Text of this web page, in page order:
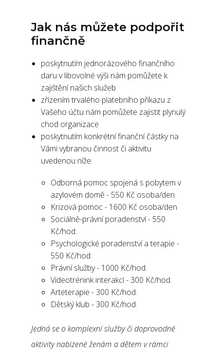
Jak nás můžete podpořit
finančně
poskytnutím jednorázového finančního
daru v libovolné výši nám pomůžete k
zajištění našich služeb
zřízením trvalého platebního příkazu z
Vašeho účtu nám pomůžete zajistit plynulý
chod organizace
poskytnutím konkrétní finanční částky na
Vámi vybranou činnost či aktivitu
uvedenou níže:
Odborná pomoc spojená s pobytem v
azylovém domě - 550 Kč osoba/den
Krizová pomoc - 1600 Kč osoba/den
Sociálně-právní poradenství - 550
Kč/hod.
Psychologické poradenství a terapie -
550 Kč/hod.
Právní služby - 1000 Kč/hod.
Videotrénink interakcí - 300 Kč/hod.
Arteterapie - 300 Kč/hod.
Dětský klub - 300 Kč/hod.
Jedná se o komplexní služby či doprovodné
aktivity nabízené ženám a dětem v rámci